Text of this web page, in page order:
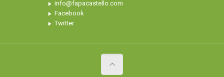
info@fapacastello.com
Facebook
Twitter